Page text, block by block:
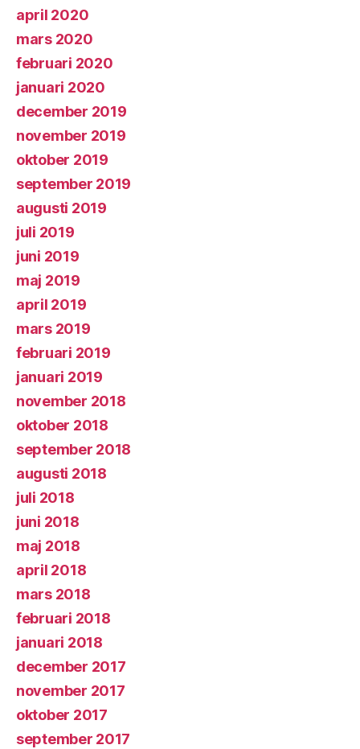
april 2020
mars 2020
februari 2020
januari 2020
december 2019
november 2019
oktober 2019
september 2019
augusti 2019
juli 2019
juni 2019
maj 2019
april 2019
mars 2019
februari 2019
januari 2019
november 2018
oktober 2018
september 2018
augusti 2018
juli 2018
juni 2018
maj 2018
april 2018
mars 2018
februari 2018
januari 2018
december 2017
november 2017
oktober 2017
september 2017